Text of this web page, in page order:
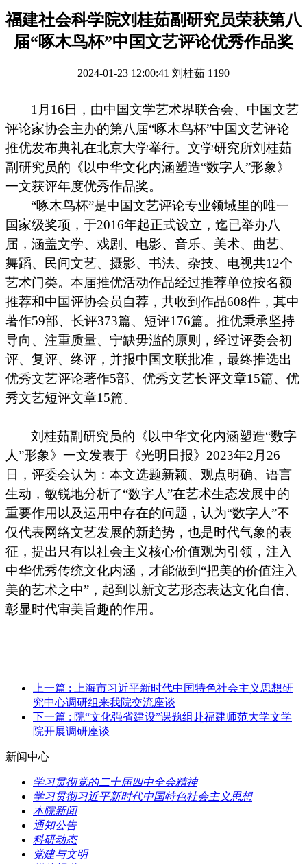
福建社会科学院刘桂茹副研究员荣获第八
届“啄木鸟杯”中国文艺评论优秀作品奖
2024-01-23 12:00:41 刘桂茹 1190
1月16日，由中国文学艺术界联合会、中国文艺
评论家协会主办的第八届“啄木鸟杯”中国文艺评论
推优发布典礼在北京大学举行。 文学研究所刘桂茹
副研究员的《以中华文化内涵塑造“数字人”形象》
一文获评年度优秀作品奖。
“啄木鸟杯”是中国文艺评论专业领域里的唯一
国家级奖项，于2016年起正式设立，迄已举办八
届，涵盖文学、戏剧、电影、音乐、美术、曲艺、
舞蹈、民间文艺、摄影、书法、杂技、电视共12个
艺术门类。本届推优活动作品经过推荐单位按名额
推荐和中国评协会员自荐，共收到作品608件，其中
著作59部、长评373篇、短评176篇。推优秉承坚持
导向、注重质量、宁缺毋滥的原则，经过评委会初
评、复评、终评，并报中国文联批准，最终推选出
优秀文艺评论著作5部、优秀文艺长评文章15篇、优
秀文艺短评文章15篇。
刘桂茹副研究员的《以中华文化内涵塑造“数字
人”形象》一文发表于《光明日报》 2023年2月26
日 ， 评委会认为： 本文选题新颖、观点明确、语言
生动，敏锐地分析了“数字人”在艺术生态发展中的
重要作用以及运用中存在的问题，认为“数字人”不
仅代表网络文艺发展的新趋势，也是时代气象的表
征，提出只有以社会主义核心价值观为引领，注入
中华优秀传统文化内涵，才能做到“把美的价值注入
美的艺术之中” ， 起到以新文艺形态表达文化自信、
彰显时代审美旨趣的作用。
上一篇 : 上海市习近平新时代中国特色社会主义思想研
究中心调研组来我院交流​座谈
下一篇 : 院“文化强省建设”课题组赴福建师范大学文学
院开展调研座谈
新闻中心
学习贯彻党的二十届四中全会精神
学习贯彻习近平新时代中国特色社会主义思想
本院新闻
通知公告
科研动态
党建与文明